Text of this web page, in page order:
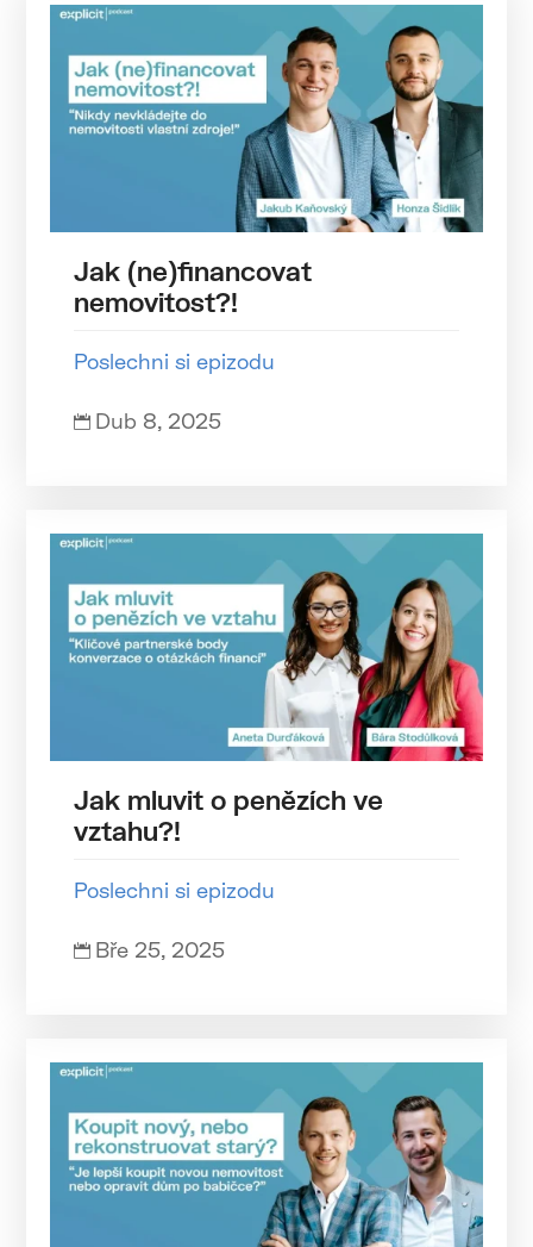
Jak (ne)financovat
nemovitost?!
Poslechni si epizodu
 Dub 8, 2025
Jak mluvit o penězích ve
vztahu?!
Poslechni si epizodu
 Bře 25, 2025